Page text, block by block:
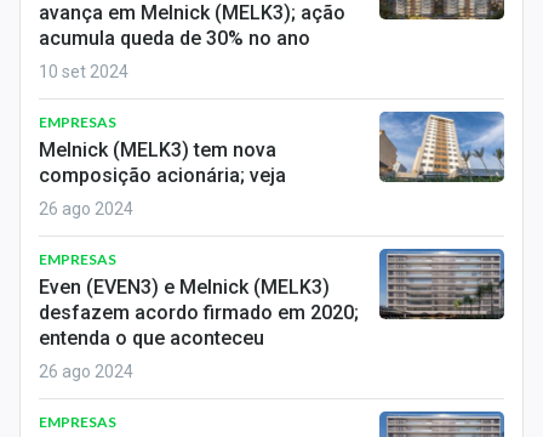
avança em Melnick (MELK3); ação
acumula queda de 30% no ano
10 set 2024
EMPRESAS
Melnick (MELK3) tem nova
composição acionária; veja
26 ago 2024
EMPRESAS
Even (EVEN3) e Melnick (MELK3)
desfazem acordo firmado em 2020;
entenda o que aconteceu
26 ago 2024
EMPRESAS